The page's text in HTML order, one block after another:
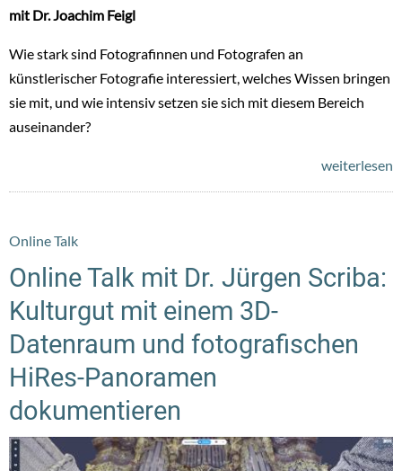
mit Dr. Joachim Feigl
Wie stark sind Fotografinnen und Fotografen an
künstlerischer Fotografie interessiert, welches Wissen bringen
sie mit, und wie intensiv setzen sie sich mit diesem Bereich
auseinander?
weiterlesen
Online Talk
Online Talk mit Dr. Jürgen Scriba:
Kulturgut mit einem 3D-
Datenraum und fotografischen
HiRes-Panoramen
dokumentieren